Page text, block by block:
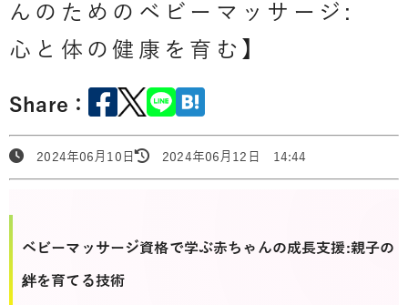
んのためのベビーマッサージ:
心と体の健康を育む】
Share：
2024年06月10日 2024年06月12日 14:44
ベビーマッサージ資格で学ぶ赤ちゃんの成長支援:親子の
絆を育てる技術